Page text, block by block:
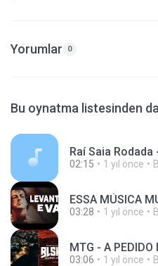
Yorumlar 0
Bu oynatma listesinden
02:15 1 yıl önce
03:28 1 yıl önce
03:06 1 yıl önce